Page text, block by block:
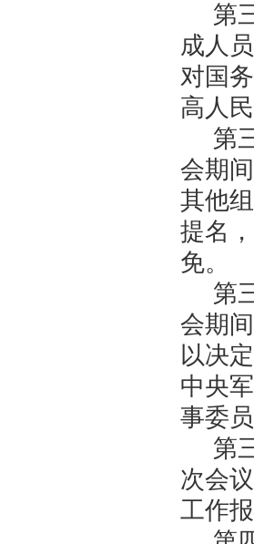
第
成人
对国
高人
第
会期
其他
提名
免。
第
会期
以决
中央
事委
第
次会
工作